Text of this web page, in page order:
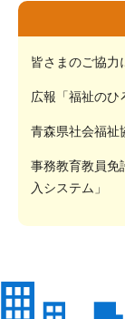
皆さまのご協力
広報「福祉のひ
青森県社会福祉
事務教育教員免
入システム」